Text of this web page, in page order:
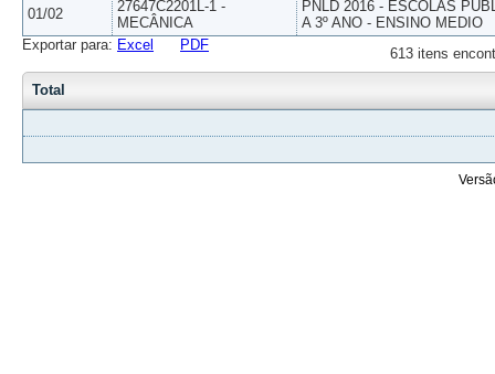
01/02
27647C2201L-1 -
MECÂNICA
PNLD 2016 - ESCOLAS
A 3º ANO - ENSINO MEDIO
613 itens
Exportar para: Excel PDF
Total